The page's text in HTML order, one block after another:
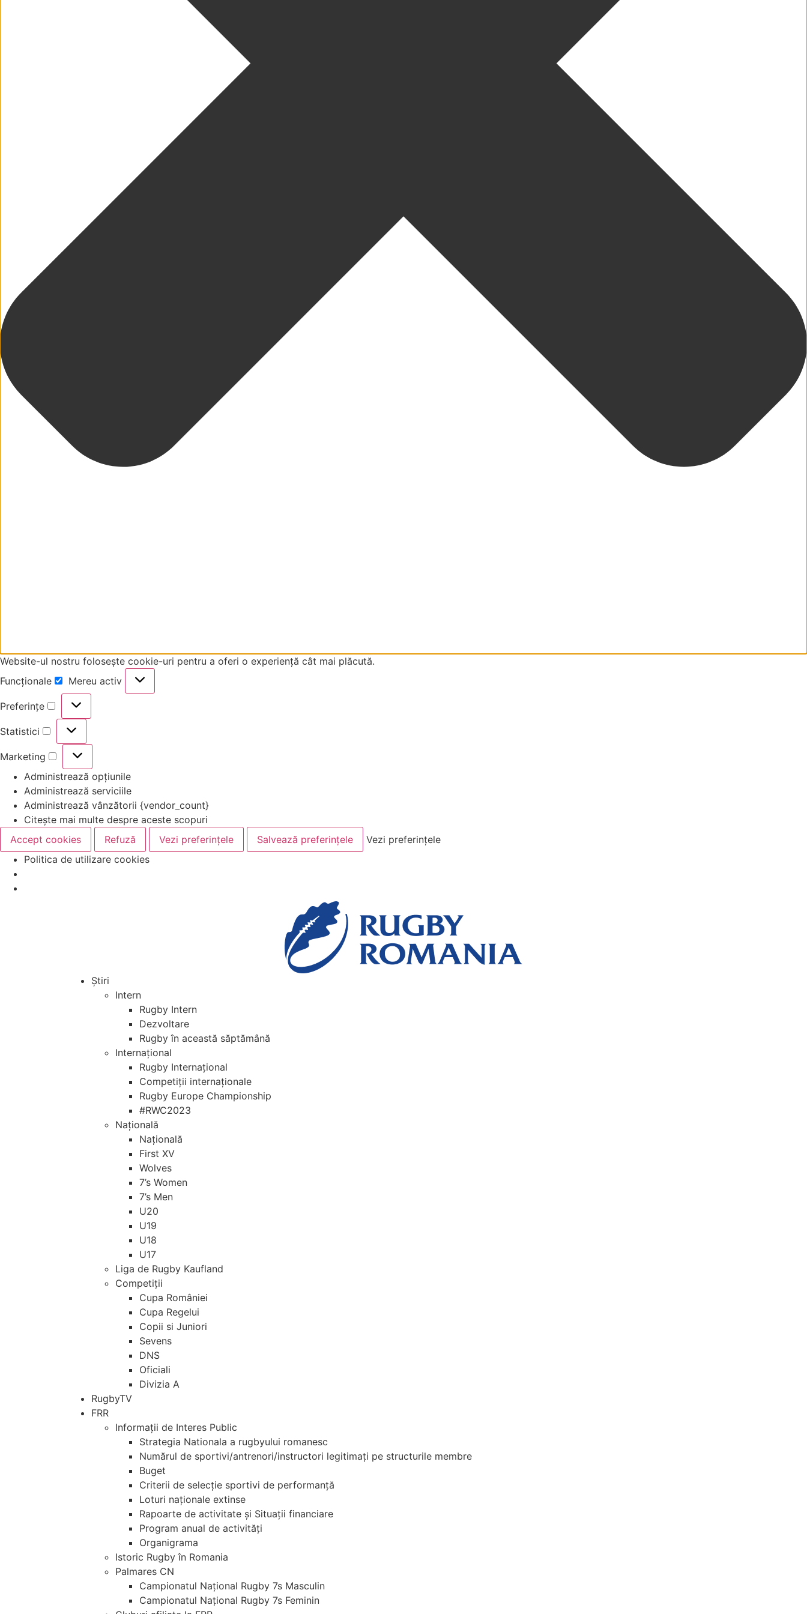
Website-ul nostru folosește cookie-uri pentru a oferi o experiență cât mai plăcută.
Funcționale
Mereu activ
Preferințe
Statistici
Marketing
Administrează opțiunile
Administrează serviciile
Administrează vânzătorii {vendor_count}
Citește mai multe despre aceste scopuri
Accept cookies
Refuză Vezi preferințele Salvează preferințele
Vezi preferințele
Politica de utilizare cookies
Știri
Intern
Rugby Intern
Dezvoltare
Rugby în această săptămână
Internațional
Rugby Internațional
Competiții internaționale
Rugby Europe Championship
#RWC2023
Națională
Națională
First XV
Wolves
7’s Women
7’s Men
U20
U19
U18
U17
Liga de Rugby Kaufland
Competiții
Cupa României
Cupa Regelui
Copii si Juniori
Sevens
DNS
Oficiali
Divizia A
RugbyTV
FRR
Informații de Interes Public
Strategia Nationala a rugbyului romanesc
Numărul de sportivi/antrenori/instructori legitimați pe structurile membre
Buget
Criterii de selecție sportivi de performanță
Loturi naționale extinse
Rapoarte de activitate și Situații financiare
Program anual de activități
Organigrama
Istoric Rugby în Romania
Palmares CN
Campionatul Național Rugby 7s Masculin
Campionatul Național Rugby 7s Feminin